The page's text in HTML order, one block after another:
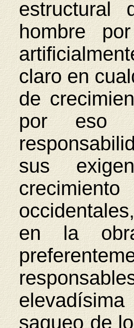
hombre
claro en
de
por eso
sus
en la
saqueo de